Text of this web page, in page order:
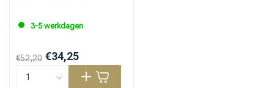
3-5 werkdagen
€52,20 €34,25